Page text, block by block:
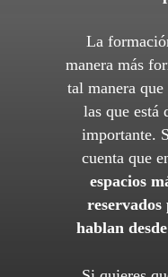
La
manera más
tal manera que
las que está
importante.
cuenta que
espacios
reservados
hablan